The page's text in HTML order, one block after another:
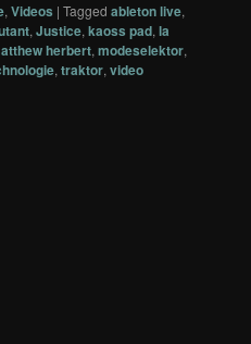
,Videos |Tagged ableton live,
,Justice,kaoss pad,la
herbert,modeselektor,
,traktor,video